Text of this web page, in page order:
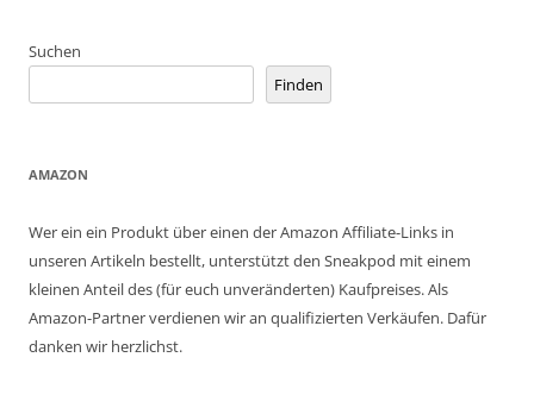
Suchen
Finden
AMAZON
Wer ein ein Produkt über einen der Amazon Affiliate-Links in
unseren Artikeln bestellt, unterstützt den Sneakpod mit einem
kleinen Anteil des (für euch unveränderten) Kaufpreises. Als
Amazon-Partner verdienen wir an qualifizierten Verkäufen. Dafür
danken wir herzlichst.